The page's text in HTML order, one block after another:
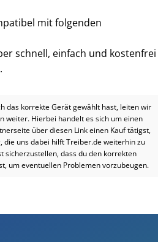
mit folgenden
schnell, einfach und kostenfrei
das korrekte Gerät gewählt hast, leiten wir
weiter. Hierbei handelt es sich um einen
über diesen Link einen Kauf tätigst,
die uns dabei hilft Treiber.de weiterhin zu
sicherzustellen, dass du den korrekten
um eventuellen Problemen vorzubeugen.